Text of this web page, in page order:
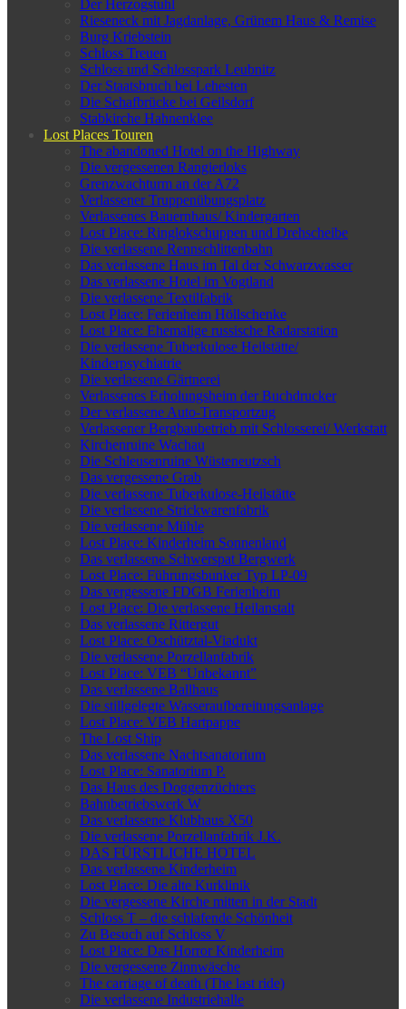
Der Herzogstuhl
Rieseneck mit Jagdanlage, Grünem Haus & Remise
Burg Kriebstein
Schloss Treuen
Schloss und Schlosspark Leubnitz
Der Staatsbruch bei Lehesten
Die Schafbrücke bei Geilsdorf
Stabkirche Hahnenklee
Lost Places Touren
The abandoned Hotel on the Highway
Die vergessenen Rangierloks
Grenzwachturm an der A72
Verlassener Truppenübungsplatz
Verlassenes Bauernhaus/ Kindergarten
Lost Place: Ringlokschuppen und Drehscheibe
Die verlassene Rennschlittenbahn
Das verlassene Haus im Tal der Schwarzwasser
Das verlassene Hotel im Vogtland
Die verlassene Textilfabrik
Lost Place: Ferienheim Höllschenke
Lost Place: Ehemalige russische Radarstation
Die verlassene Tuberkulose Heilstätte/
Kinderpsychiatrie
Die verlassene Gärtnerei
Verlassenes Erholungsheim der Buchdrucker
Der verlassene Auto-Transportzug
Verlassener Bergbaubetrieb mit Schlosserei/ Werkstatt
Kirchenruine Wachau
Die Schleusenruine Wüsteneutzsch
Das vergessene Grab
Die verlassene Tuberkulose-Heilstätte
Die verlassene Strickwarenfabrik
Die verlassene Mühle
Lost Place: Kinderheim Sonnenland
Das verlassene Schwerspat Bergwerk
Lost Place: Führungsbunker Typ LP-09
Das vergessene FDGB Ferienheim
Lost Place: Die verlassene Heilanstalt
Das verlassene Rittergut
Lost Place: Oschütztal-Viadukt
Die verlassene Porzellanfabrik
Lost Place: VEB “Unbekannt”
Das verlassene Ballhaus
Die stillgelegte Wasseraufbereitungsanlage
Lost Place: VEB Hartpappe
The Lost Ship
Das verlassene Nachtsanatorium
Lost Place: Sanatorium P.
Das Haus des Doggenzüchters
Bahnbetriebswerk W
Das verlassene Klubhaus X50
Die verlassene Porzellanfabrik J.K.
DAS FÜRSTLICHE HOTEL
Das verlassene Kinderheim
Lost Place: Die alte Kurklinik
Die vergessene Kirche mitten in der Stadt
Schloss T – die schlafende Schönheit
Zu Besuch auf Schloss V
Lost Place: Das Horror Kinderheim
Die vergessene Zinnwäsche
The carriage of death (The last ride)
Die verlassene Industriehalle